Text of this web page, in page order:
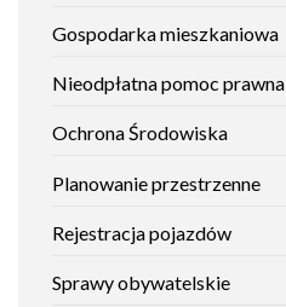
Gospodarka mieszkaniowa
Nieodpłatna pomoc prawna
Ochrona Środowiska
Planowanie przestrzenne
Rejestracja pojazdów
Sprawy obywatelskie